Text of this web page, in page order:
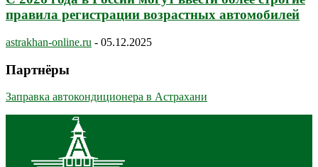
правила регистрации возрастных автомобилей
astrakhan-online.ru - 05.12.2025
Партнёры
Заправка автокондиционера в Астрахани